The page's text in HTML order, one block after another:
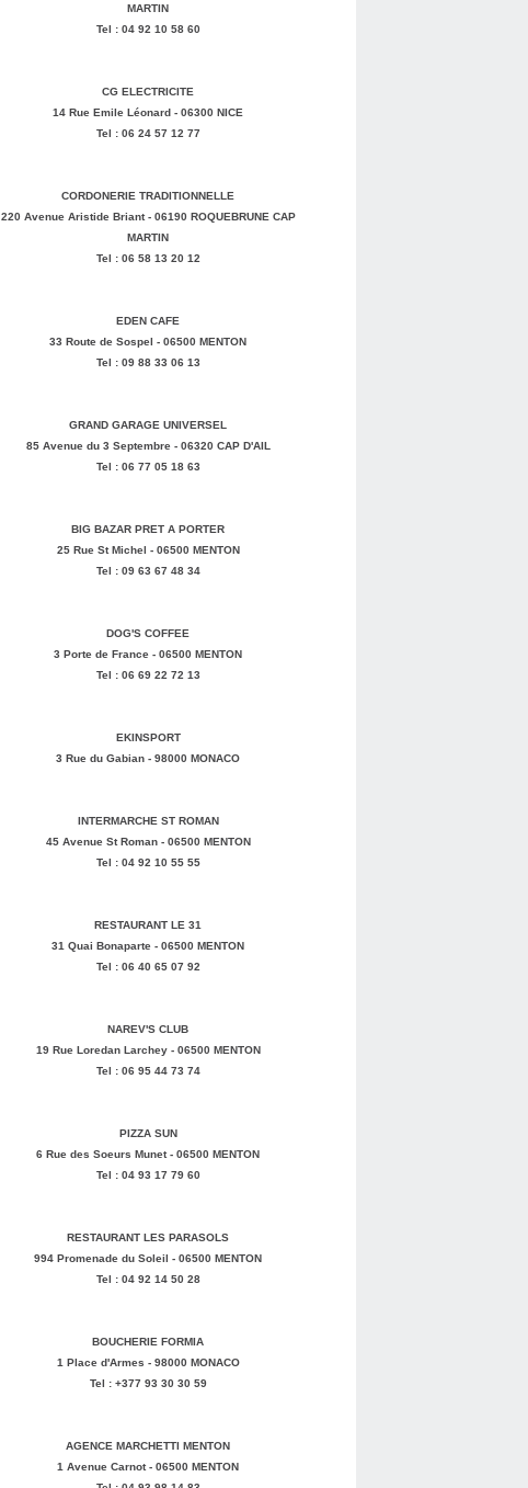
MARTIN
Tel : 04 92 10 58 60
CG ELECTRICITE
14 Rue Emile Léonard - 06300 NICE
Tel : 06 24 57 12 77
CORDONERIE TRADITIONNELLE
220 Avenue Aristide Briant - 06190 ROQUEBRUNE CAP
MARTIN
Tel : 06 58 13 20 12
EDEN CAFE
33 Route de Sospel - 06500 MENTON
Tel : 09 88 33 06 13
GRAND GARAGE UNIVERSEL
85 Avenue du 3 Septembre - 06320 CAP D'AIL
Tel : 06 77 05 18 63
BIG BAZAR PRET A PORTER
25 Rue St Michel - 06500 MENTON
Tel : 09 63 67 48 34
DOG'S COFFEE
3 Porte de France - 06500 MENTON
Tel : 06 69 22 72 13
EKINSPORT
3 Rue du Gabian - 98000 MONACO
INTERMARCHE ST ROMAN
45 Avenue St Roman - 06500 MENTON
Tel : 04 92 10 55 55
RESTAURANT LE 31
31 Quai Bonaparte - 06500 MENTON
Tel : 06 40 65 07 92
NAREV'S CLUB
19 Rue Loredan Larchey - 06500 MENTON
Tel : 06 95 44 73 74
PIZZA SUN
6 Rue des Soeurs Munet - 06500 MENTON
Tel : 04 93 17 79 60
RESTAURANT LES PARASOLS
994 Promenade du Soleil - 06500 MENTON
Tel : 04 92 14 50 28
BOUCHERIE FORMIA
1 Place d'Armes - 98000 MONACO
Tel : +377 93 30 30 59
AGENCE MARCHETTI MENTON
1 Avenue Carnot - 06500 MENTON